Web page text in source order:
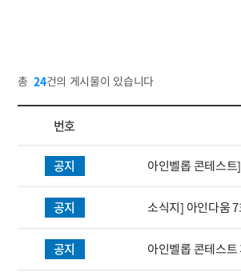
총24건의 게시물이 있습니다
번호
공지
공지 소식지] 아인다움
공지 아인벨롭 콘테스